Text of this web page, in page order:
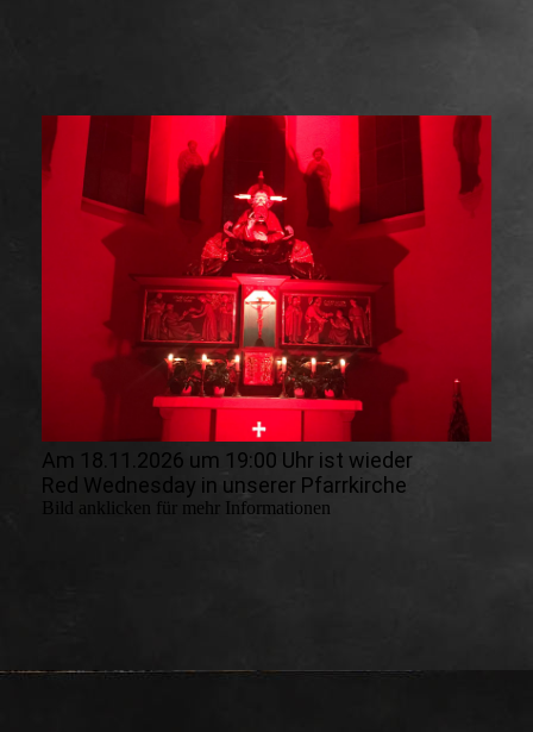
Am 18.11.2026 um 19:00 Uhr ist wieder
Red Wednesday in unserer Pfarrkirche
Bild anklicken für mehr Informationen